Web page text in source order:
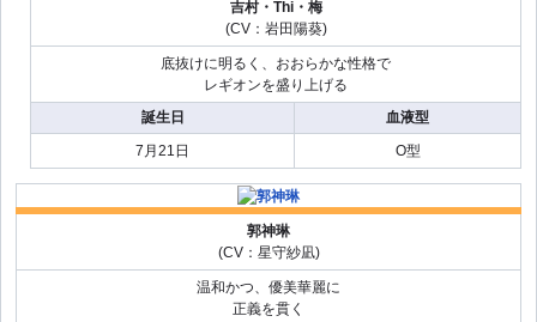
吉村・Thi・梅
(CV：岩田陽葵)
底抜けに明るく、おおらかな性格で
レギオンを盛り上げる
誕生日
血液型
7月21日
O型
郭神琳
(CV：星守紗凪)
温和かつ、優美華麗に
正義を貫く